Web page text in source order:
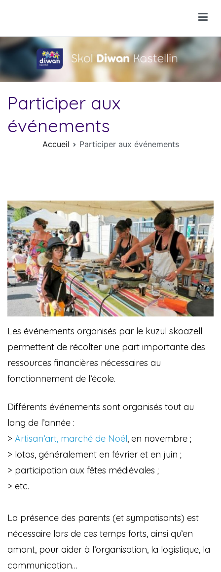
Participer aux
événements
Accueil Participer aux événements
Les événements organisés par le kuzul skoazell
permettent de récolter une part importante des
ressources financières nécessaires au
fonctionnement de l’école.
Différents événements sont organisés tout au
long de l’année :
> Artisan’art, marché de Noël, en novembre ;
> lotos, généralement en février et en juin ;
> participation aux fêtes médiévales ;
> etc.
La présence des parents (et sympatisants) est
nécessaire lors de ces temps forts, ainsi qu’en
amont, pour aider à l’organisation, la logistique, la
communication…